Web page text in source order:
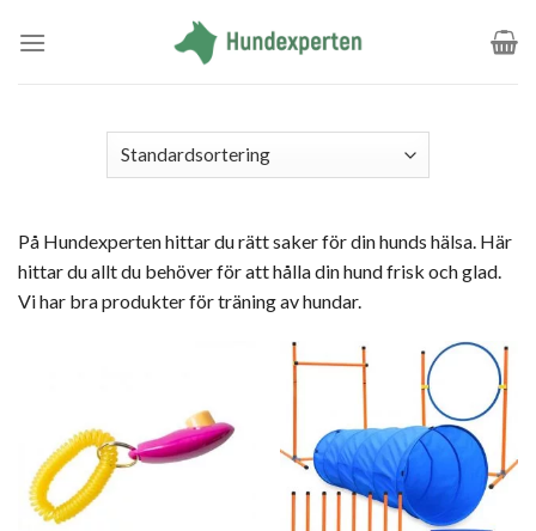
På Hundexperten hittar du rätt saker för din hunds hälsa. Här
hittar du allt du behöver för att hålla din hund frisk och glad.
Vi har bra produkter för träning av hundar.